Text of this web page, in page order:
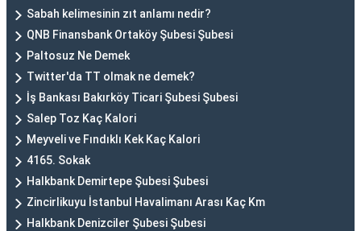
Sabah kelimesinin zıt anlamı nedir?
QNB Finansbank Ortaköy Şubesi Şubesi
Paltosuz Ne Demek
Twitter'da TT olmak ne demek?
İş Bankası Bakırköy Ticari Şubesi Şubesi
Salep Toz Kaç Kalori
Meyveli ve Fındıklı Kek Kaç Kalori
4165. Sokak
Halkbank Demirtepe Şubesi Şubesi
Zincirlikuyu İstanbul Havalimanı Arası Kaç Km
Halkbank Denizciler Şubesi Şubesi